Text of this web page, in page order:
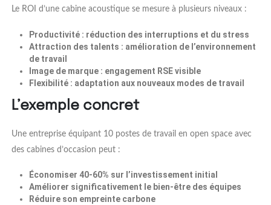
Le ROI d’une cabine acoustique se mesure à plusieurs niveaux :
Productivité : réduction des interruptions et du stress
Attraction des talents : amélioration de l’environnement
de travail
Image de marque : engagement RSE visible
Flexibilité : adaptation aux nouveaux modes de travail
L’exemple concret
Une entreprise équipant 10 postes de travail en open space avec
des cabines d’occasion peut :
Économiser 40-60% sur l’investissement initial
Améliorer significativement le bien-être des équipes
Réduire son empreinte carbone